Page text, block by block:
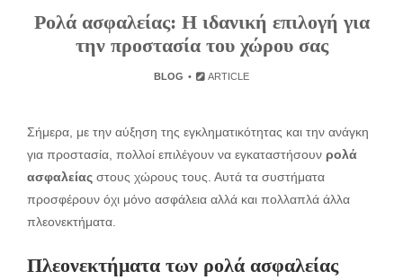
Ρολά ασφαλείας: Η ιδανική επιλογή για
την προστασία του χώρου σας
BLOG ARTICLE
Σήμερα, με την αύξηση της εγκληματικότητας και την ανάγκη
για προστασία, πολλοί επιλέγουν να εγκαταστήσουν ρολά
ασφαλείας στους χώρους τους. Αυτά τα συστήματα
προσφέρουν όχι μόνο ασφάλεια αλλά και πολλαπλά άλλα
πλεονεκτήματα.
Πλεονεκτήματα των ρολά ασφαλείας